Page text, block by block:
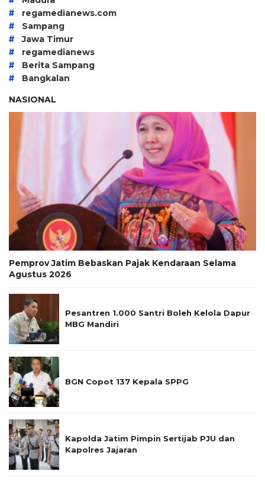
# regamedianews.com
# Sampang
# Jawa Timur
# regamedianews
# Berita Sampang
#
Bangkalan
NASIONAL
Pemprov Jatim Bebaskan Pajak Kendaraan Selama
Agustus 2026
Pesantren 1.000 Santri Boleh Kelola Dapur
MBG Mandiri
BGN Copot 137 Kepala SPPG
Kapolda Jatim Pimpin Sertijab PJU dan
Kapolres Jajaran